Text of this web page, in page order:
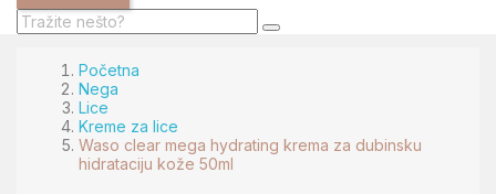
Početna
Nega
Lice
Kreme za lice
Waso clear mega hydrating krema za dubinsku
hidrataciju kože 50ml